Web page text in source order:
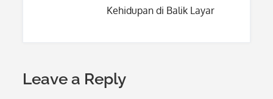
Kehidupan di Balik Layar
Leave a Reply